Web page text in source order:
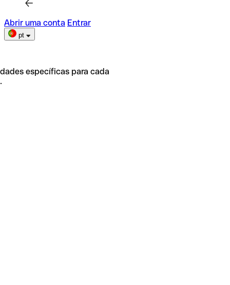
Abrir uma conta Entrar
pt
específicas para cada